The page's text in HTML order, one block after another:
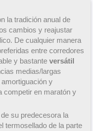
la tradición anual de
cambios y reajustar
De cualquier manera
entre corredores
y bastante versátil
medias/largas
y
competir en maratón y
su predecesora la
termosellado de la parte